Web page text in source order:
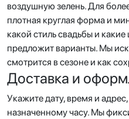
воздушную зелень. Для
плотная круглая форма и
какой стиль свадьбы и
предложит варианты. Мы
смотрится в сезоне и как
Доставка и
Укажите дату, время и
назначенному часу. Мы